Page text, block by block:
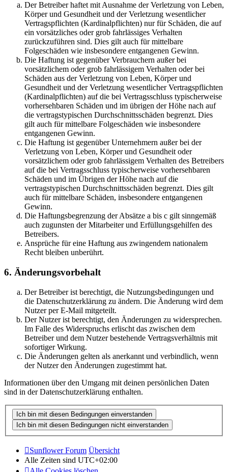
Der Betreiber haftet mit Ausnahme der Verletzung von Leben,
Körper und Gesundheit und der Verletzung wesentlicher
Vertragspflichten (Kardinalpflichten) nur für Schäden, die auf
ein vorsätzliches oder grob fahrlässiges Verhalten
zurückzuführen sind. Dies gilt auch für mittelbare
Folgeschäden wie insbesondere entgangenen Gewinn.
Die Haftung ist gegenüber Verbrauchern außer bei
vorsätzlichem oder grob fahrlässigem Verhalten oder bei
Schäden aus der Verletzung von Leben, Körper und
Gesundheit und der Verletzung wesentlicher Vertragspflichten
(Kardinalpflichten) auf die bei Vertragsschluss typischerweise
vorhersehbaren Schäden und im übrigen der Höhe nach auf
die vertragstypischen Durchschnittsschäden begrenzt. Dies
gilt auch für mittelbare Folgeschäden wie insbesondere
entgangenen Gewinn.
Die Haftung ist gegenüber Unternehmern außer bei der
Verletzung von Leben, Körper und Gesundheit oder
vorsätzlichem oder grob fahrlässigem Verhalten des Betreibers
auf die bei Vertragsschluss typischerweise vorhersehbaren
Schäden und im Übrigen der Höhe nach auf die
vertragstypischen Durchschnittsschäden begrenzt. Dies gilt
auch für mittelbare Schäden, insbesondere entgangenen
Gewinn.
Die Haftungsbegrenzung der Absätze a bis c gilt sinngemäß
auch zugunsten der Mitarbeiter und Erfüllungsgehilfen des
Betreibers.
Ansprüche für eine Haftung aus zwingendem nationalem
Recht bleiben unberührt.
6. Änderungsvorbehalt
Der Betreiber ist berechtigt, die Nutzungsbedingungen und
die Datenschutzerklärung zu ändern. Die Änderung wird dem
Nutzer per E-Mail mitgeteilt.
Der Nutzer ist berechtigt, den Änderungen zu widersprechen.
Im Falle des Widerspruchs erlischt das zwischen dem
Betreiber und dem Nutzer bestehende Vertragsverhältnis mit
sofortiger Wirkung.
Die Änderungen gelten als anerkannt und verbindlich, wenn
der Nutzer den Änderungen zugestimmt hat.
Informationen über den Umgang mit deinen persönlichen Daten
sind in der Datenschutzerklärung enthalten.
Sunflower Forum Übersicht
Alle Zeiten sind UTC+02:00